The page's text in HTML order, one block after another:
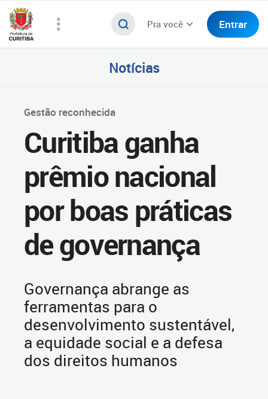
Pra você Entrar
Notícias
Gestão reconhecida
Curitiba ganha
prêmio nacional
por boas práticas
de governança
Governança abrange as
ferramentas para o
desenvolvimento sustentável,
a equidade social e a defesa
dos direitos humanos